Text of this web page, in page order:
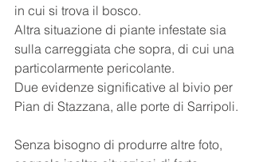
in cui si trova il bosco.
Altra situazione di piante infestate sia
sulla carreggiata che sopra, di cui una
particolarmente pericolante.
Due evidenze significative al bivio per
Pian di Stazzana, alle porte di Sarripoli.
Senza bisogno di produrre altre foto,